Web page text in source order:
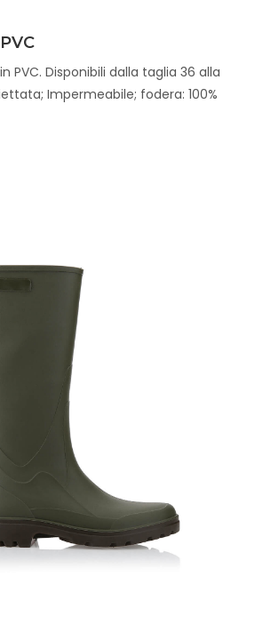
PVC. Disponibili dalla taglia 36 alla
Impermeabile; fodera: 100%